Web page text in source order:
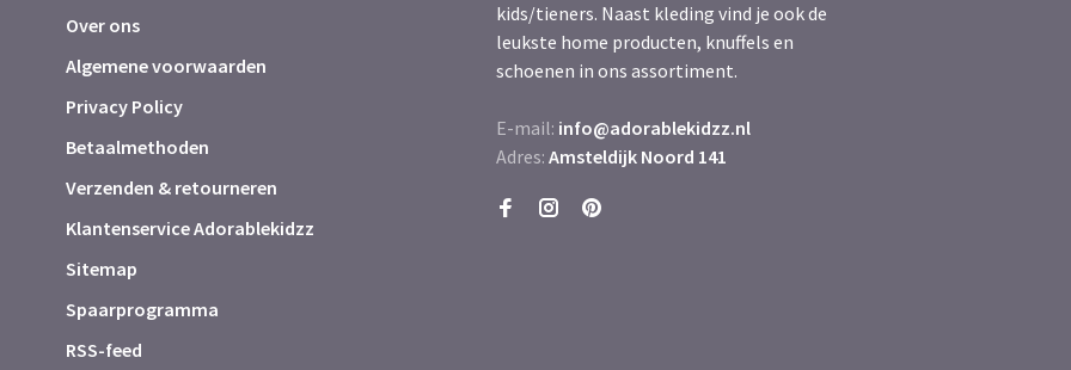
Over ons
Algemene voorwaarden
Privacy Policy
Betaalmethoden
Verzenden & retourneren
Klantenservice Adorablekidzz
Sitemap
Spaarprogramma
RSS-feed
kids/tieners. Naast kleding vind je ook de
leukste home producten, knuffels en
schoenen in ons assortiment.
E-mail: info@adorablekidzz.nl
Adres: Amsteldijk Noord 141